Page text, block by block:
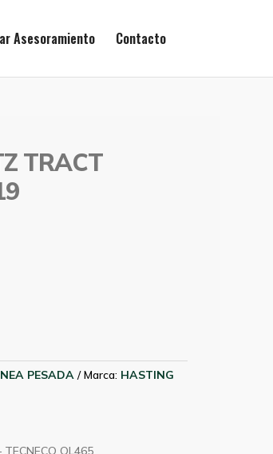
Asesoramiento Contacto
TRACT
PESADA Marca: HASTING
OL465